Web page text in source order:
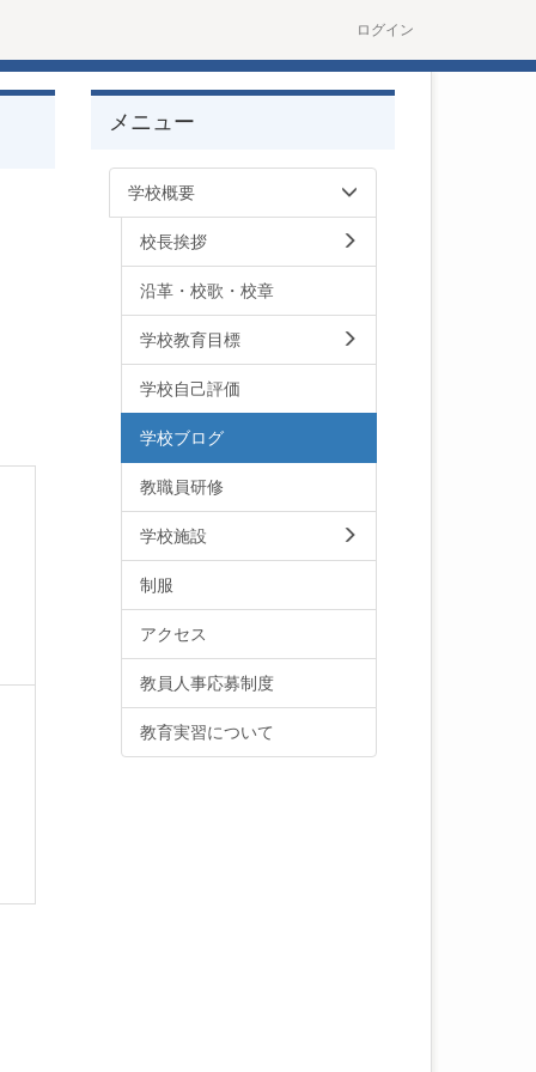
ログイン
メニュー
学校概要
校長挨拶
沿革・校歌・校章
学校教育目標
学校自己評価
学校ブログ
教職員研修
学校施設
制服
アクセス
教員人事応募制度
教育実習について